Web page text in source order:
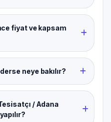
fiyat ve kapsam
neye bakılır?
/ Adana